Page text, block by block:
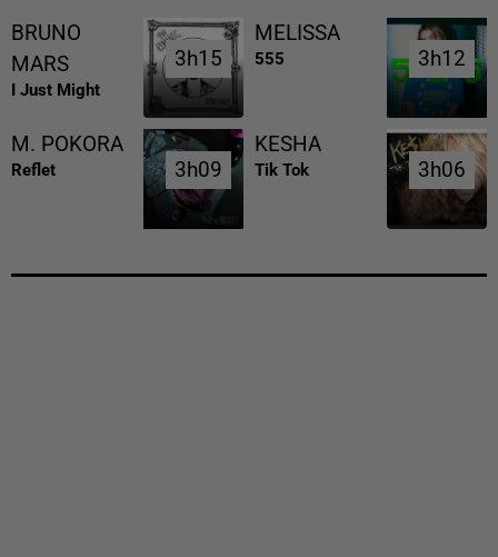
BRUNO
MARS
I Just Might
3h15
3h15
MELISSA
555 3h12
3h12
M. POKORA
Reflet 3h09
3h09
KESHA
Tik Tok 3h06
3h06